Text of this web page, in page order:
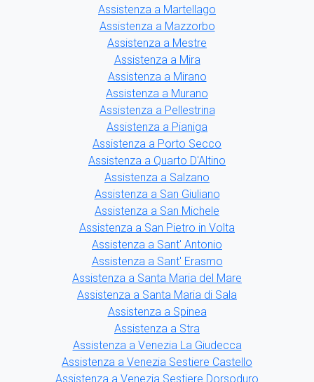
Assistenza a Martellago
Assistenza a Mazzorbo
Assistenza a Mestre
Assistenza a Mira
Assistenza a Mirano
Assistenza a Murano
Assistenza a Pellestrina
Assistenza a Pianiga
Assistenza a Porto Secco
Assistenza a Quarto D'Altino
Assistenza a Salzano
Assistenza a San Giuliano
Assistenza a San Michele
Assistenza a San Pietro in Volta
Assistenza a Sant' Antonio
Assistenza a Sant' Erasmo
Assistenza a Santa Maria del Mare
Assistenza a Santa Maria di Sala
Assistenza a Spinea
Assistenza a Stra
Assistenza a Venezia La Giudecca
Assistenza a Venezia Sestiere Castello
Assistenza a Venezia Sestiere Dorsoduro